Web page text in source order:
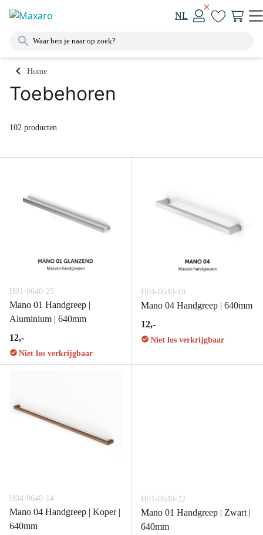
NL
Home
Toebehoren
102 producten
H01-0640-25
Mano 01 Handgreep |
Aluminium | 640mm
12,-
Niet los verkrijgbaar
H04-0640-10
Mano 04 Handgreep | 640mm
12,-
Niet los verkrijgbaar
H04-0640-14
Mano 04 Handgreep | Koper |
640mm
H01-0640-22
Mano 01 Handgreep | Zwart |
640mm